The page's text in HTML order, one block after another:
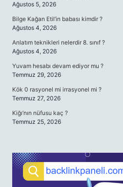
Ağustos 5, 2026
Bilge Kağan Etil’in babası kimdir ?
Ağustos 4, 2026
Anlatım teknikleri nelerdir 8. sınıf ?
Ağustos 4, 2026
Yuvam hesabı devam ediyor mu ?
Temmuz 29, 2026
Kök 0 rasyonel mi irrasyonel mi ?
Temmuz 27, 2026
Kiğı’nın nüfusu kaç ?
Temmuz 25, 2026